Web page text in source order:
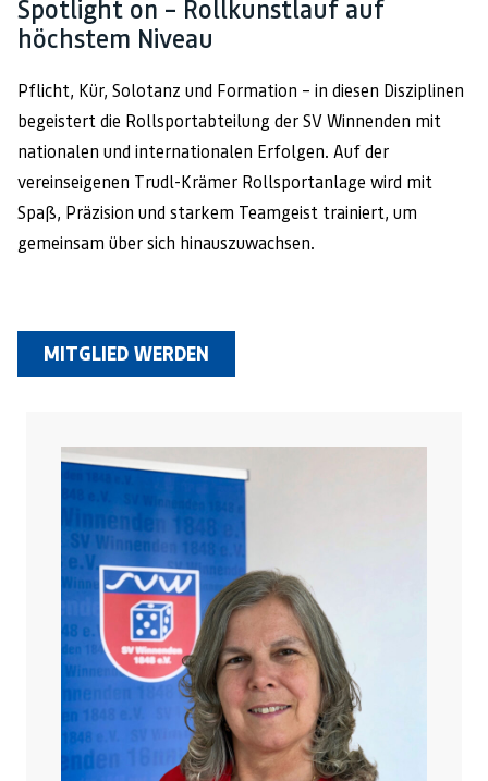
Spotlight on – Rollkunstlauf auf
höchstem Niveau
Pflicht, Kür, Solotanz und Formation – in diesen Disziplinen
begeistert die Rollsportabteilung der SV Winnenden mit
nationalen und internationalen Erfolgen. Auf der
vereinseigenen Trudl-Krämer Rollsportanlage wird mit
Spaß, Präzision und starkem Teamgeist trainiert, um
gemeinsam über sich hinauszuwachsen.
MITGLIED WERDEN